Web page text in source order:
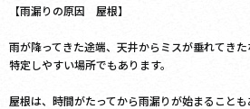
【雨漏りの原因 屋根】
雨が降ってきた途端、天井からミスが垂れてき
特定しやすい場所でもあります。
屋根は、時間がたってから雨漏りが始まることも